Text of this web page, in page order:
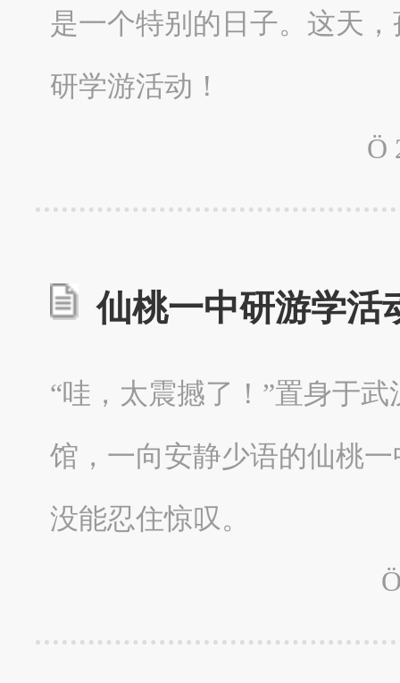
是一个特别的日子。这天
研学游活动！
Ö
仙桃一中研游学活
“哇，太震撼了！”置身于
馆，一向安静少语的仙桃
没能忍住惊叹。